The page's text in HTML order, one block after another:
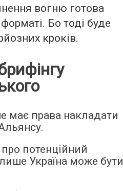
вогню готова
Бо тоді буде
кроків.
має права накладати
потенційний
Україна може бути